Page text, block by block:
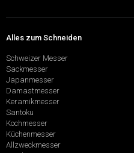
Alles zum Schneiden
Schweizer Messer
Sackmesser
Japanmesser
Damastmesser
Keramikmesser
Santoku
Kochmesser
Küchenmesser
Allzweckmesser